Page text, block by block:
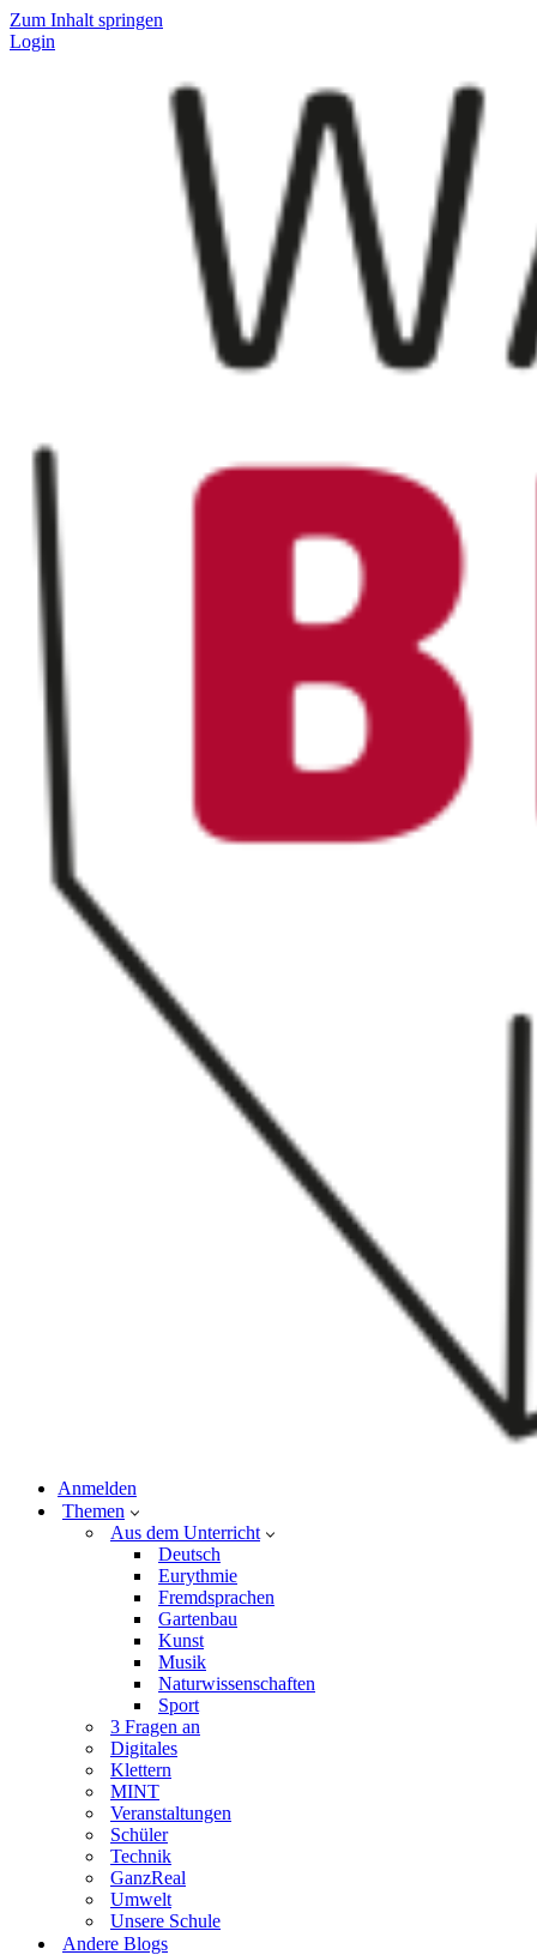
Zum Inhalt springen
Login
Anmelden
Themen
Aus dem Unterricht
Deutsch
Eurythmie
Fremdsprachen
Gartenbau
Kunst
Musik
Naturwissenschaften
Sport
3 Fragen an
Digitales
Klettern
MINT
Veranstaltungen
Schüler
Technik
GanzReal
Umwelt
Unsere Schule
Andere Blogs